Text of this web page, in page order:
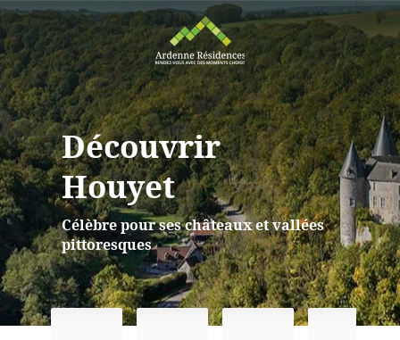
Découvrir
Houyet
Célèbre pour ses châteaux et vallées
pittoresques